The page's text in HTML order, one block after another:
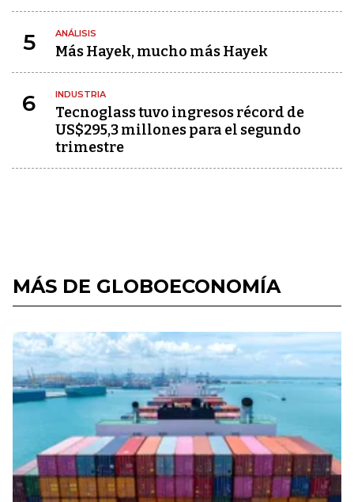
5 ANÁLISIS
Más Hayek, mucho más Hayek
6 INDUSTRIA
Tecnoglass tuvo ingresos récord de
US$295,3 millones para el segundo
trimestre
MÁS DE GLOBOECONOMÍA